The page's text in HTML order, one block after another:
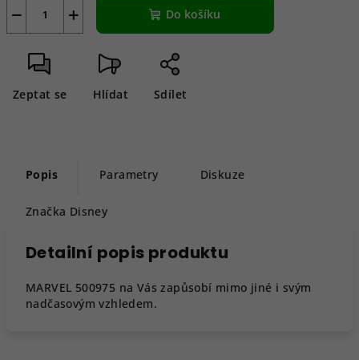
+
− Do košíku
Zeptat se Hlídat Sdílet
Popis Parametry Diskuze
Značka Disney
Detailní popis produktu
MARVEL 500975 na Vás zapůsobí mimo jiné i svým
nadčasovým vzhledem.